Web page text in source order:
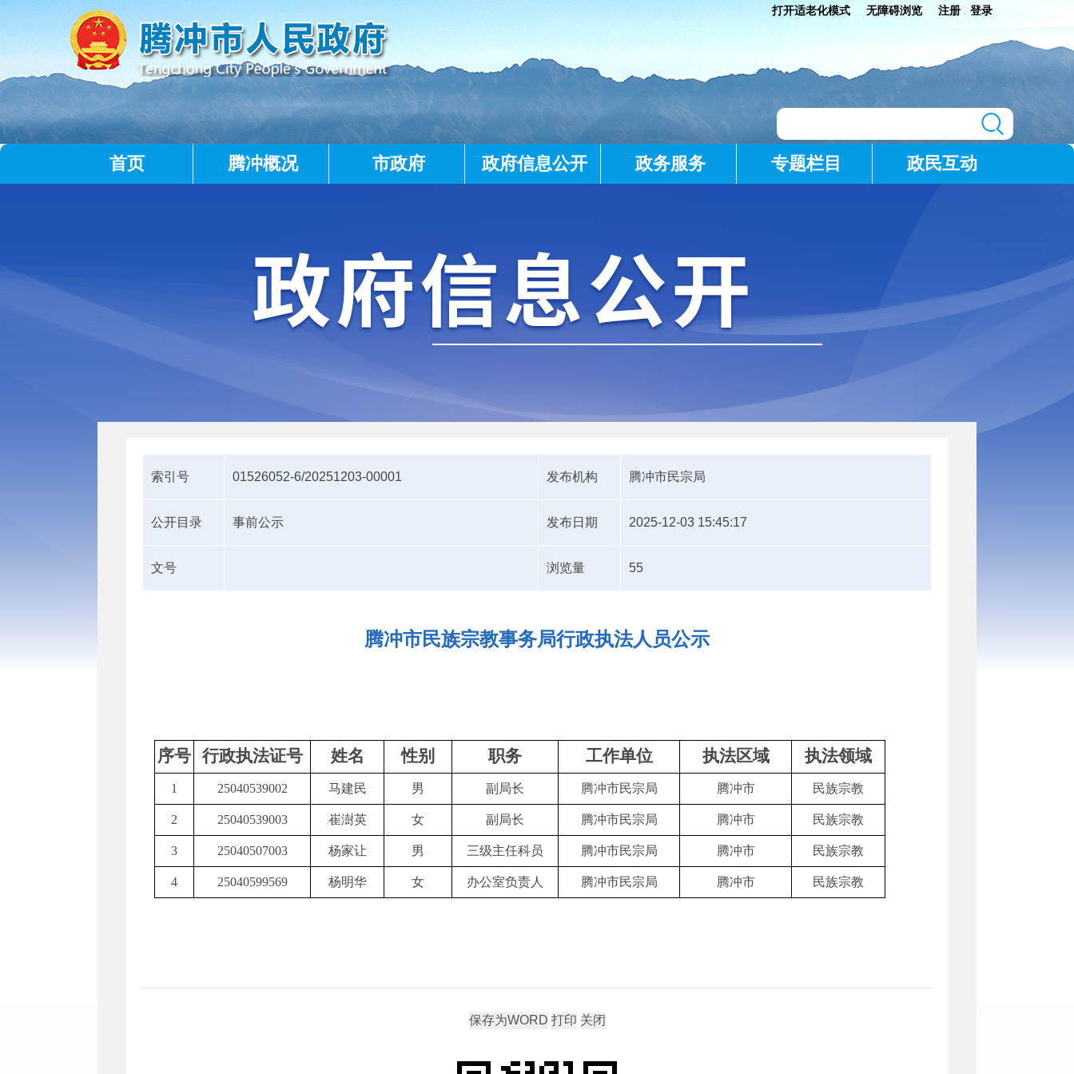
打开适老化模式 无障碍浏览 注册 登录
首页 腾冲概况 市政府 政府信息公开 政务服务 专题栏目 政民互动
索引号 01526052-6/20251203-00001 发布机构 腾冲市民宗局
公开目录 事前公示 发布日期 2025-12-03 15:45:17
文号 浏览量 55
腾冲市民族宗教事务局行政执法人员公示
序号 行政执法证号 姓名 性别 职务 工作单位 执法区域 执法领域
1 25040539002 马建民 男 副局长 腾冲市民宗局 腾冲市 民族宗教
2 25040539003 崔澍英 女 副局长 腾冲市民宗局 腾冲市 民族宗教
3 25040507003 杨家让 男 三级主任科员 腾冲市民宗局 腾冲市 民族宗教
4 25040599569 杨明华 女 办公室负责人 腾冲市民宗局 腾冲市 民族宗教